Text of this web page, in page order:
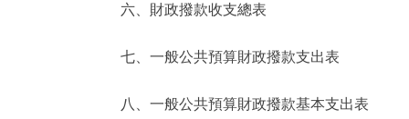
ENGLISH
六、財政撥款收支總表
七、一般公共預算財政撥款支出表
八、一般公共預算財政撥款基本支出表